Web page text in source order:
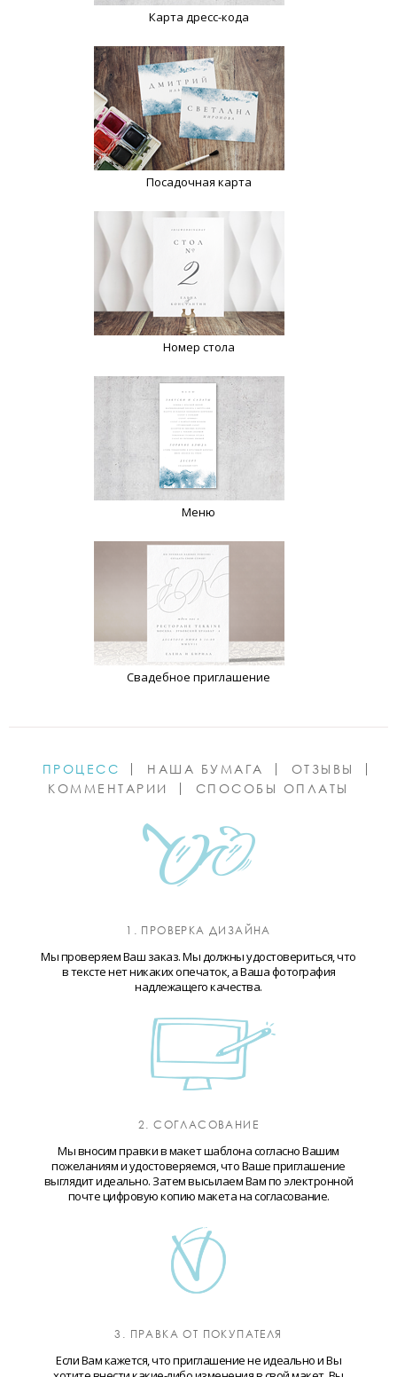
Карта дресс-кода
Посадочная карта
Номер стола
Меню
Свадебное приглашение
ПРОЦЕСС НАША БУМАГА
ОТЗЫВЫ
КОММЕНТАРИИ
СПОСОБЫ ОПЛАТЫ
1. ПРОВЕРКА ДИЗАЙНА
Мы проверяем Ваш заказ. Мы должны удостовериться, что
в тексте нет никаких опечаток, а Ваша фотография
надлежащего качества.
2. СОГЛАСОВАНИЕ
Мы вносим правки в макет шаблона согласно Вашим
пожеланиям и удостоверяемся, что Ваше приглашение
выглядит идеально. Затем высылаем Вам по электронной
почте цифровую копию макета на согласование.
3. ПРАВКА ОТ ПОКУПАТЕЛЯ
Если Вам кажется, что приглашение не идеально и Вы